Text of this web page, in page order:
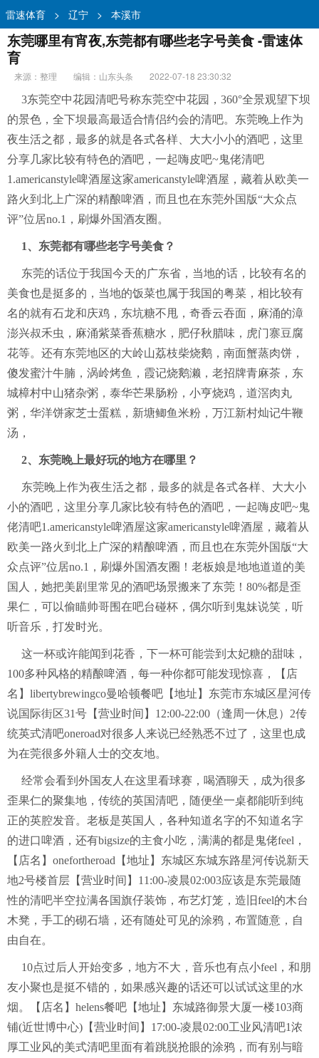
雷速体育 > 辽宁 > 本溪市
东莞哪里有宵夜,东莞都有哪些老字号美食 -雷速体
育
来源：整理 编辑：山东头条
2022-07-18 23:30:32
3东莞空中花园清吧号称东莞空中花园，360°全景观望下坝
的景色，全下坝最高最适合情侣约会的清吧。东莞晚上作为
夜生活之都，最多的就是各式各样、大大小小的酒吧，这里
分享几家比较有特色的酒吧，一起嗨皮吧~鬼佬清吧
1.americanstyle啤酒屋这家americanstyle啤酒屋，藏着从欧美一
路火到北上广深的精酿啤酒，而且也在东莞外国版“大众点
评”位居no.1，刷爆外国酒友圈。
1、东莞都有哪些老字号美食？
东莞的话位于我国今天的广东省，当地的话，比较有名的
美食也是挺多的，当地的饭菜也属于我国的粤菜，相比较有
名的就有石龙和庆鸡，东坑糖不甩，奇香云吞面，麻涌的漳
澎兴叔禾虫，麻涌紫菜香蕉糖水，肥仔秋腊味，虎门寨豆腐
花等。还有东莞地区的大岭山荔枝柴烧鹅，南面蟹蒸肉饼，
傻发蜜汁牛腩，涡岭烤鱼，霞记烧鹅濑，老招牌青麻茶，东
城樟村中山猪杂粥，泰华芒果肠粉，小亨烧鸡，道滘肉丸
粥，华洋饼家芝士蛋糕，新塘鲫鱼米粉，万江新村灿记牛鞭
汤，
2、东莞晚上最好玩的地方在哪里？
东莞晚上作为夜生活之都，最多的就是各式各样、大大小
小的酒吧，这里分享几家比较有特色的酒吧，一起嗨皮吧~鬼
佬清吧1.americanstyle啤酒屋这家americanstyle啤酒屋，藏着从
欧美一路火到北上广深的精酿啤酒，而且也在东莞外国版“大
众点评”位居no.1，刷爆外国酒友圈！老板娘是地地道道的美
国人，她把美剧里常见的酒吧场景搬来了东莞！80%都是歪
果仁，可以偷瞄帅哥围在吧台碰杯，偶尔听到鬼妹说笑，听
听音乐，打发时光。
这一杯或许能闻到花香，下一杯可能尝到太妃糖的甜味，
100多种风格的精酿啤酒，每一种你都可能发现惊喜，【店
名】libertybrewingco曼哈顿餐吧【地址】东莞市东城区星河传
说国际街区31号【营业时间】12:00-22:00（逢周一休息）2传
统英式清吧oneroad对很多人来说已经熟悉不过了，这里也成
为在莞很多外籍人士的交友地。
经常会看到外国友人在这里看球赛，喝酒聊天，成为很多
歪果仁的聚集地，传统的英国清吧，随便坐一桌都能听到纯
正的英腔发音。老板是英国人，各种知道名字的不知道名字
的进口啤酒，还有bigsize的主食小吃，满满的都是鬼佬feel，
【店名】onefortheroad【地址】东城区东城东路星河传说新天
地2号楼首层【营业时间】11:00-凌晨02:003应该是东莞最随
性的清吧半空拉满各国旗仔装饰，布艺灯笼，造旧feel的木台
木凳，手工的砌石墙，还有随处可见的涂鸦，布置随意，自
由自在。
10点过后人开始变多，地方不大，音乐也有点小feel，和朋
友小聚也是挺不错的，如果感兴趣的话还可以试试这里的水
烟。【店名】helens餐吧【地址】东城路御景大厦一楼103商
铺(近世博中心)【营业时间】17:00-凌晨02:00工业风清吧1浓
厚工业风的美式清吧里面有着跳脱抢眼的涂鸦，而有别与暗